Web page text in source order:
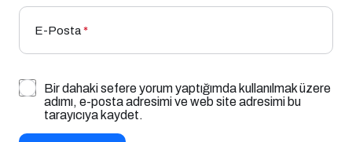
E-Posta*
Bir dahaki sefere yorum yaptığımda kullanılmak üzere
adımı, e-posta adresimi ve web site adresimi bu
tarayıcıya kaydet.